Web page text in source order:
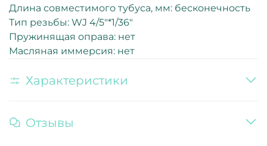
Длина совместимого тубуса, мм: бесконечность
Тип резьбы: WJ 4/5"*1/36"
Пружинящая оправа: нет
Масляная иммерсия: нет
Характеристики
Отзывы